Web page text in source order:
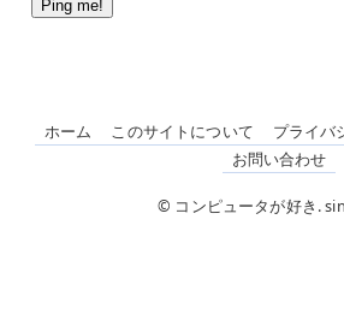
ホーム このサイトについて プライバ
お問い合わせ
© コンピュータが好き.